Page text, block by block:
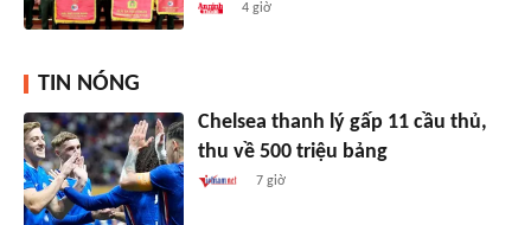
4 giờ
TIN NÓNG
Chelsea thanh lý gấp 11 cầu thủ,
thu về 500 triệu bảng
7 giờ